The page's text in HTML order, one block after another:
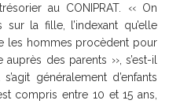
au CONIPRAT. ‹‹ On
la fille, l’indexant qu’elle
les hommes procèdent pour
des parents ››, s’est-il
généralement d’enfants
compris entre 10 et 15 ans,